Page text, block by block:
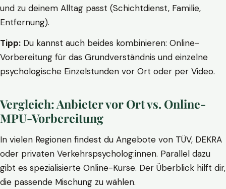
und zu deinem Alltag passt (Schichtdienst, Familie,
Entfernung).
Tipp: Du kannst auch beides kombinieren: Online-
Vorbereitung für das Grundverständnis und einzelne
psychologische Einzelstunden vor Ort oder per Video.
Vergleich: Anbieter vor Ort vs. Online-
MPU-Vorbereitung
In vielen Regionen findest du Angebote von TÜV, DEKRA
oder privaten Verkehrspsycholog:innen. Parallel dazu
gibt es spezialisierte Online-Kurse. Der Überblick hilft dir,
die passende Mischung zu wählen.